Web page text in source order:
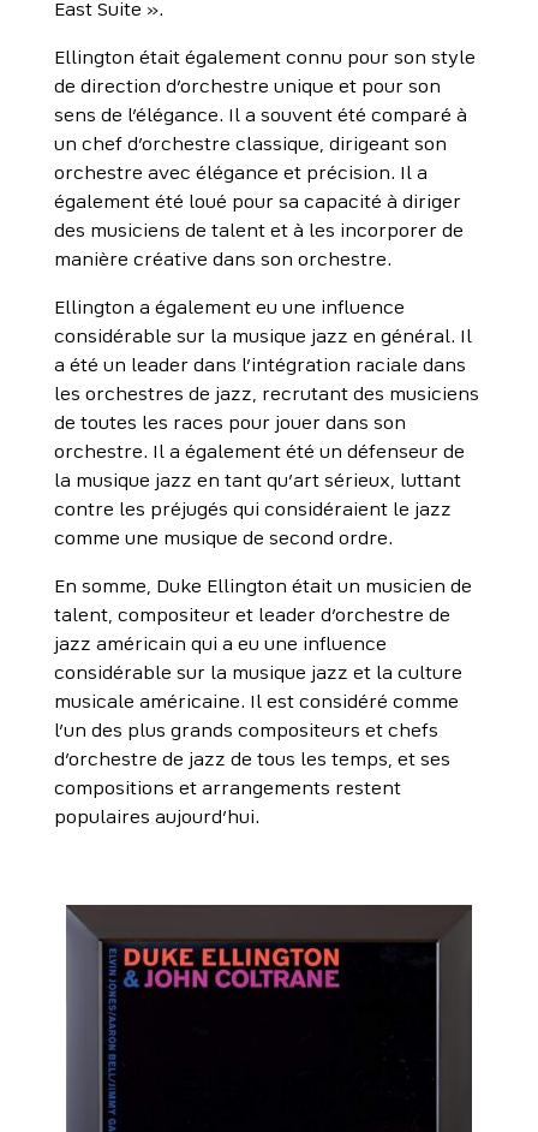
East Suite ».
Ellington était également connu pour son style
de direction d’orchestre unique et pour son
sens de l’élégance. Il a souvent été comparé à
un chef d’orchestre classique, dirigeant son
orchestre avec élégance et précision. Il a
également été loué pour sa capacité à diriger
des musiciens de talent et à les incorporer de
manière créative dans son orchestre.
Ellington a également eu une influence
considérable sur la musique jazz en général. Il
a été un leader dans l’intégration raciale dans
les orchestres de jazz, recrutant des musiciens
de toutes les races pour jouer dans son
orchestre. Il a également été un défenseur de
la musique jazz en tant qu’art sérieux, luttant
contre les préjugés qui considéraient le jazz
comme une musique de second ordre.
En somme, Duke Ellington était un musicien de
talent, compositeur et leader d’orchestre de
jazz américain qui a eu une influence
considérable sur la musique jazz et la culture
musicale américaine. Il est considéré comme
l’un des plus grands compositeurs et chefs
d’orchestre de jazz de tous les temps, et ses
compositions et arrangements restent
populaires aujourd’hui.